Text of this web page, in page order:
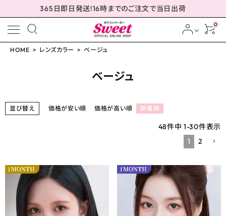
365日即日発送!16時までのご注文で当日出荷
0
meeting_room ログイン person 会員登録
お支払い方法について
お買い物ガイド
HOME レンズカラー ベージュ
ベージュ
並び替え 価格が安い順 価格が高い順 新着順
48件中 1-30件表示
1
2